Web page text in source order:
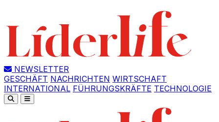
NEWSLETTER
GESCHÄFT NACHRICHTEN WIRTSCHAFT
INTERNATIONAL FÜHRUNGSKRÄFTE TECHNOLOGIE